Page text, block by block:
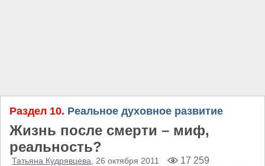
Раздел 10. Реальное духовное развитие
Жизнь после смерти – миф,
реальность?
Татьяна Кудрявцева , 26 октября 2011 17 259